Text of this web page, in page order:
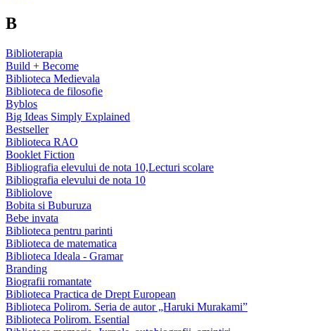
B
Biblioterapia
Build + Become
Biblioteca Medievala
Biblioteca de filosofie
Byblos
Big Ideas Simply Explained
Bestseller
Biblioteca RAO
Booklet Fiction
Bibliografia elevului de nota 10,Lecturi scolare
Bibliografia elevului de nota 10
Bibliolove
Bobita si Buburuza
Bebe invata
Biblioteca pentru parinti
Biblioteca de matematica
Biblioteca Ideala - Gramar
Branding
Biografii romantate
Biblioteca Practica de Drept European
Biblioteca Polirom. Seria de autor „Haruki Murakami”
Biblioteca Polirom. Esential